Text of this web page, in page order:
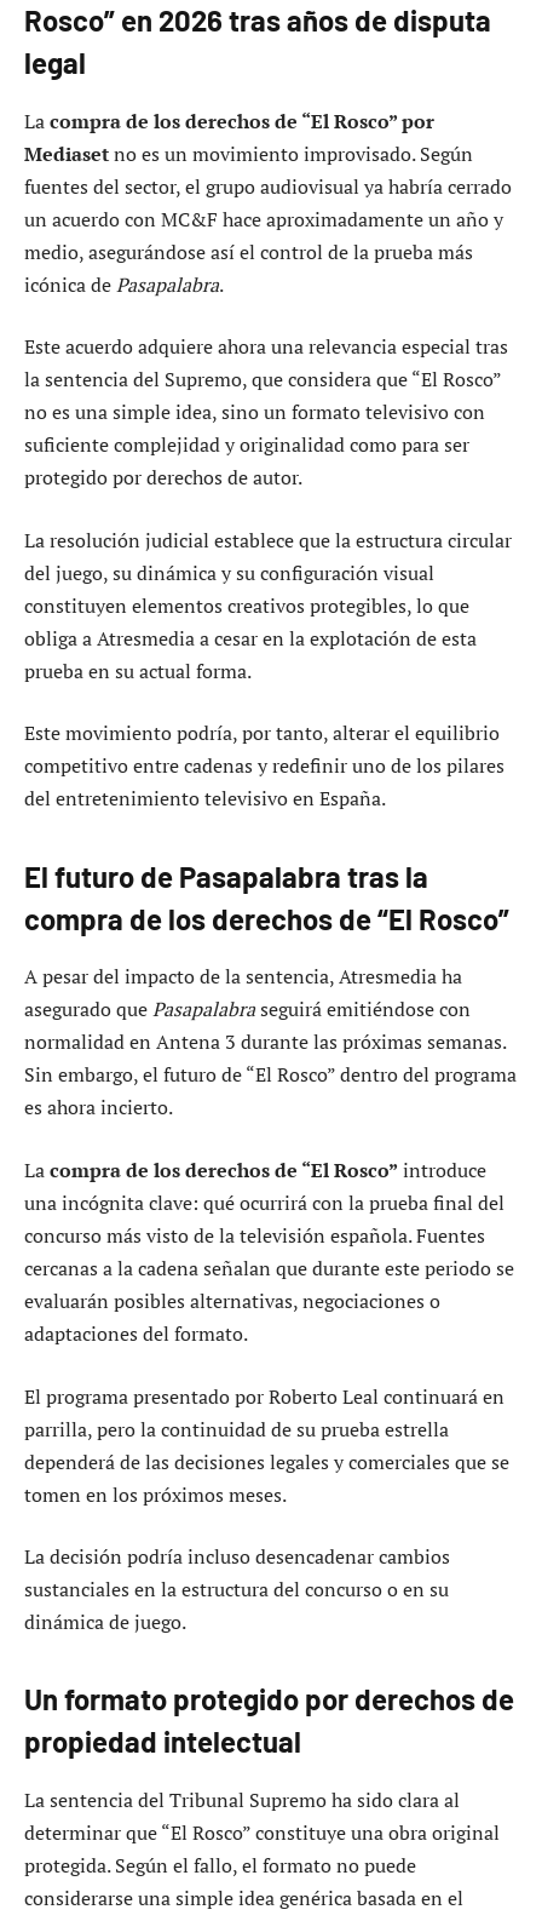
Rosco” en 2026 tras años de disputa
legal
Lacompra de los derechos de “El Rosco” por
Mediasetno es un movimiento improvisado. Según
fuentes del sector, el grupo audiovisual ya habría cerrado
un acuerdo con MC&F hace aproximadamente un año y
medio, asegurándose así el control de la prueba más
icónica dePasapalabra.
Este acuerdo adquiere ahora una relevancia especial tras
la sentencia del Supremo, que considera que “El Rosco”
no es una simple idea, sino un formato televisivo con
suficiente complejidad y originalidad como para ser
protegido por derechos de autor.
La resolución judicial establece que la estructura circular
del juego, su dinámica y su configuración visual
constituyen elementos creativos protegibles, lo que
obliga a Atresmedia a cesar en la explotación de esta
prueba en su actual forma.
Este movimiento podría, por tanto, alterar el equilibrio
competitivo entre cadenas y redefinir uno de los pilares
del entretenimiento televisivo en España.
El futuro de Pasapalabra tras la
compra de los derechos de “El Rosco”
A pesar del impacto de la sentencia, Atresmedia ha
asegurado quePasapalabraseguirá emitiéndose con
normalidad en Antena 3 durante las próximas semanas.
Sin embargo, el futuro de “El Rosco” dentro del programa
es ahora incierto.
Lacompra de los derechos de “El Rosco” introduce
una incógnita clave: qué ocurrirá con la prueba final del
concurso más visto de la televisión española. Fuentes
cercanas a la cadena señalan que durante este periodo se
evaluarán posibles alternativas, negociaciones o
adaptaciones del formato.
El programa presentado por Roberto Leal continuará en
parrilla, pero la continuidad de su prueba estrella
dependerá de las decisiones legales y comerciales que se
tomen en los próximos meses.
La decisión podría incluso desencadenar cambios
sustanciales en la estructura del concurso o en su
dinámica de juego.
Un formato protegido por derechos de
propiedad intelectual
La sentencia del Tribunal Supremo ha sido clara al
determinar que “El Rosco” constituye una obra original
protegida. Según el fallo, el formato no puede
considerarse una simple idea genérica basada en el